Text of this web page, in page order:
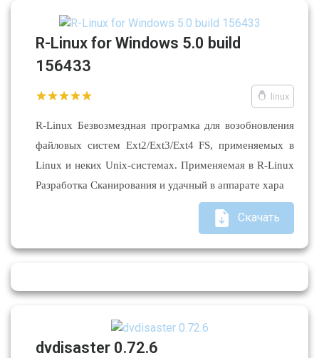
R-Linux for Windows 5.0 build
156433
linux
R-Linux Безвозмездная програмка для возобновления
файловых систем Ext2/Ext3/Ext4 FS, применяемых в
Linux и неких Unix-системах. Применяемая в R-Linux
Разработка Сканирования и удачный в аппарате хара
Скачать
dvdisaster 0.72.6